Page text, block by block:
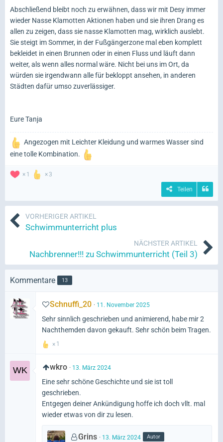
Abschließend bleibt noch zu erwähnen, dass wir mit Desy immer
wieder Nasse Klamotten Aktionen haben und sie ihren Drang es
allen zu zeigen, dass sie nasse Klamotten mag, wirklich auslebt.
Sie steigt im Sommer, in der Fußgängerzone mal eben komplett
bekleidet in einen Brunnen oder in einen Fluss und läuft dann
weiter, als wenn alles normal wäre. Nicht bei uns im Ort, da
würden sie irgendwann alle für bekloppt ansehen, in anderen
Städten dafür umso zuverlässiger.
Eure Tanja
Angezogen mit Leichter Kleidung und warmes Wasser sind
eine tolle Kombination.
1 3
Teilen
VORHERIGER ARTIKEL
Schwimmunterricht plus
NÄCHSTER ARTIKEL
Nachbrenner!!! zu Schwimmunterricht (Teil 3)
Kommentare 13
Schnuffi_20 11. November 2025
Sehr sinnlich geschrieben und animierend, habe mir 2
Nachthemden davon gekauft. Sehr schön beim Tragen.
1
wkro 13. März 2024
Eine sehr schöne Geschichte und sie ist toll
geschrieben.
Entgegen deiner Ankündigung hoffe ich doch vllt. mal
wieder etwas von dir zu lesen.
Grins 13. März 2024 Autor